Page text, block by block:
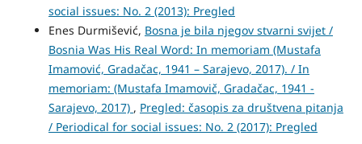
social issues: No. 2 (2013): Pregled
Enes Durmišević, Bosna je bila njegov stvarni svijet /
Bosnia Was His Real Word: In memoriam (Mustafa
Imamović, Gradačac, 1941 – Sarajevo, 2017). / In
memoriam: (Mustafa Imamovič, Gradačac, 1941 -
Sarajevo, 2017) , Pregled: časopis za društvena pitanja
/ Periodical for social issues: No. 2 (2017): Pregled